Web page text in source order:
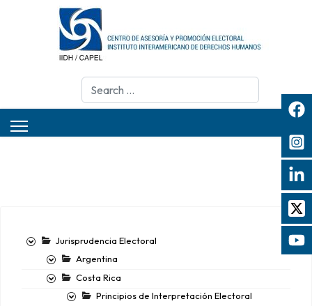
Search
Jurisprudencia Electoral
Argentina
Costa Rica
Principios de Interpretación Electoral